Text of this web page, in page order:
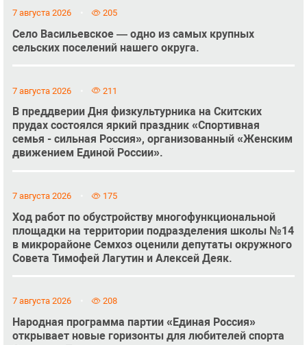
7 августа 2026 205
Село Васильевское — одно из самых крупных
сельских поселений нашего округа.
7 августа 2026 211
В преддверии Дня физкультурника на Скитских
прудах состоялся яркий праздник «Спортивная
семья - сильная Россия», организованный «Женским
движением Единой России».
7 августа 2026 175
Ход работ по обустройству многофункциональной
площадки на территории подразделения школы №14
в микрорайоне Семхоз оценили депутаты окружного
Совета Тимофей Лагутин и Алексей Деяк.
7 августа 2026 208
Народная программа партии «Единая Россия»
открывает новые горизонты для любителей спорта